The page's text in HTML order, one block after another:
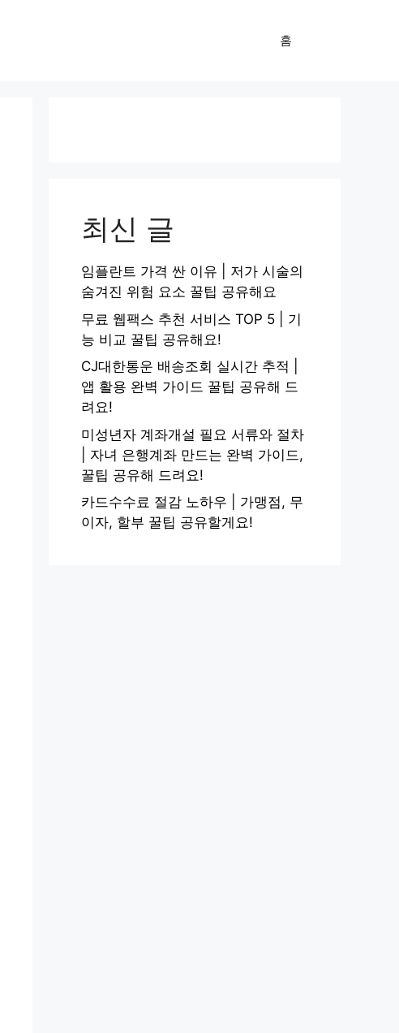
홈
최신 글
임플란트 가격 싼 이유 | 저가 시술의
숨겨진 위험 요소 꿀팁 공유해요
무료 웹팩스 추천 서비스 TOP 5 | 기
능 비교 꿀팁 공유해요!
CJ대한통운 배송조회 실시간 추적 |
앱 활용 완벽 가이드 꿀팁 공유해 드
려요!
미성년자 계좌개설 필요 서류와 절차
| 자녀 은행계좌 만드는 완벽 가이드,
꿀팁 공유해 드려요!
카드수수료 절감 노하우 | 가맹점, 무
이자, 할부 꿀팁 공유할게요!